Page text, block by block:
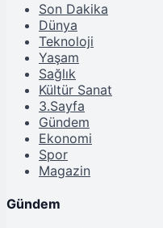
Son Dakika
Dünya
Teknoloji
Yaşam
Sağlık
Kültür Sanat
3.Sayfa
Gündem
Ekonomi
Spor
Magazin
Gündem